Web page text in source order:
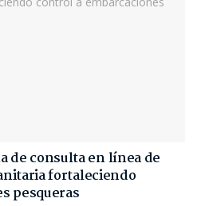
de consulta en línea de
fortaleciendo
pesqueras